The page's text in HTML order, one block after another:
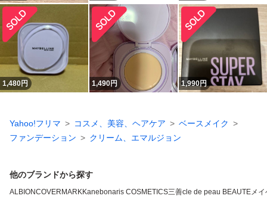
1,480円 1,490円 1,990円
Yahoo!フリマ コスメ、美容、ヘアケア
ベースメイク
ファンデーション
クリーム、エマルジョン
他のブランドから探す
ALBIONCOVERMARKKanebonaris COSMETICS三善cle de peau BEAUTEメ